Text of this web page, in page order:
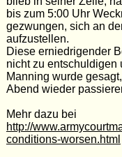
bis zum 5:00 Uhr
gezwungen, sich an
aufzustellen.
Diese erniedrigender
nicht zu entschuldigen
Manning wurde gesagt
Abend wieder
Mehr dazu bei
http://
conditions-worsen.html